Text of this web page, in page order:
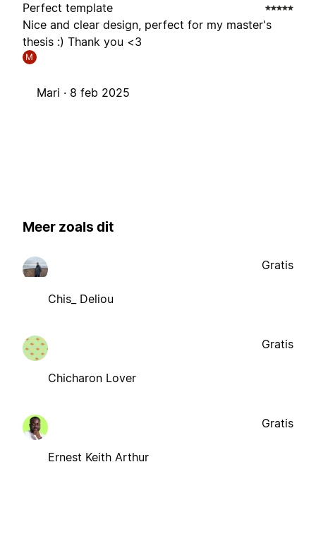
Perfect template
Nice and clear design, perfect for my master's
thesis :) Thank you <3
M
Mari · 8 feb 2025
Meer zoals dit
Chis_ Deliou
Gratis
Chicharon Lover
Gratis
Ernest Keith Arthur
Gratis